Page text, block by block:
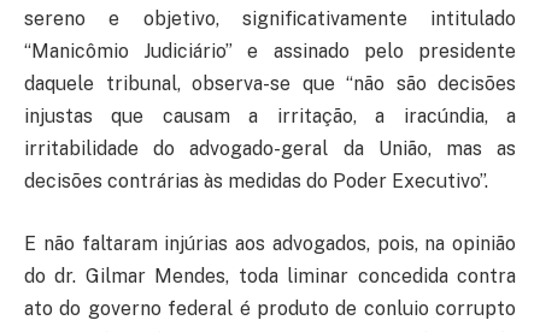
sereno e objetivo, significativamente intitulado
“Manicômio Judiciário” e assinado pelo presidente
daquele tribunal, observa-se que “não são decisões
injustas que causam a irritação, a iracúndia, a
irritabilidade do advogado-geral da União, mas as
decisões contrárias às medidas do Poder Executivo”.
E não faltaram injúrias aos advogados, pois, na opinião
do dr. Gilmar Mendes, toda liminar concedida contra
ato do governo federal é produto de conluio corrupto